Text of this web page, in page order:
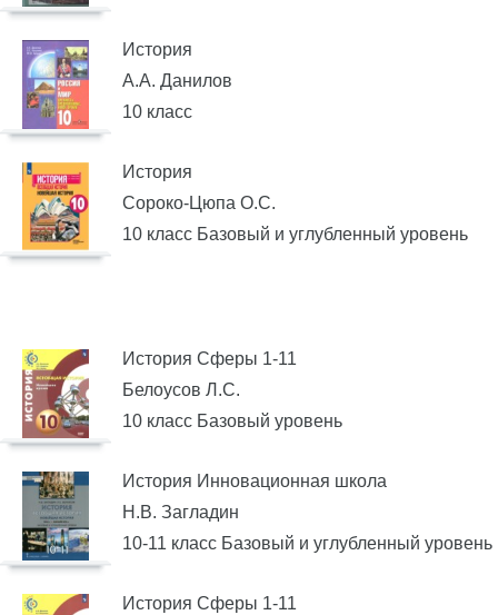
История
А.А. Данилов
10 класс
История
Сороко-Цюпа О.С.
10 класс Базовый и углубленный уровень
История Сферы 1-11
Белоусов Л.С.
10 класс Базовый уровень
История Инновационная школа
Н.В. Загладин
10-11 класс Базовый и углубленный уровень
История Сферы 1-11